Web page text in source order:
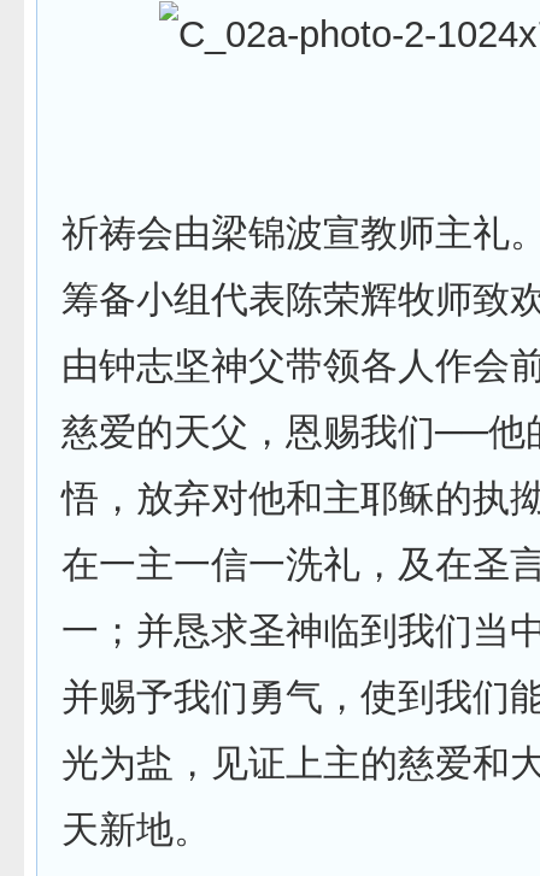
祈祷会由梁锦波宣教师主礼
筹备小组代表陈荣辉牧师致
由钟志坚神父带领各人作会
慈爱的天父，恩赐我们──他
悟，放弃对他和主耶稣的执
在一主一信一洗礼，及在圣
一；并恳求圣神临到我们当
并赐予我们勇气，使到我们
光为盐，见证上主的慈爱和
天新地。